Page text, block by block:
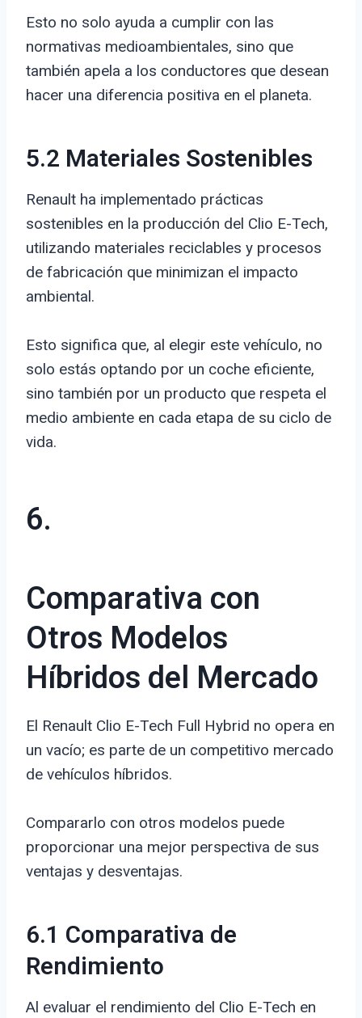
Esto no solo ayuda a cumplir con las
normativas medioambientales, sino que
también apela a los conductores que desean
hacer una diferencia positiva en el planeta.
5.2 Materiales Sostenibles
Renault ha implementado prácticas
sostenibles en la producción del Clio E-Tech,
utilizando materiales reciclables y procesos
de fabricación que minimizan el impacto
ambiental.
Esto significa que, al elegir este vehículo, no
solo estás optando por un coche eficiente,
sino también por un producto que respeta el
medio ambiente en cada etapa de su ciclo de
vida.
6.
Comparativa con
Otros Modelos
Híbridos del Mercado
El Renault Clio E-Tech Full Hybrid no opera en
un vacío; es parte de un competitivo mercado
de vehículos híbridos.
Compararlo con otros modelos puede
proporcionar una mejor perspectiva de sus
ventajas y desventajas.
6.1 Comparativa de
Rendimiento
Al evaluar el rendimiento del Clio E-Tech en